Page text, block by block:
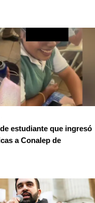
estudiante que ingresó
a Conalep de